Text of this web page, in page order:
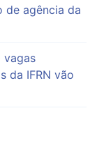
de agência da
vagas
da IFRN vão